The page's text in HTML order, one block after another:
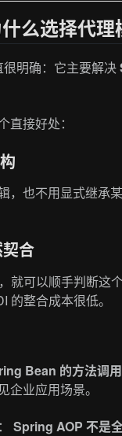
么选择代理
很明确：它主要解决
直接好处：
，也不用显式继承
合
就可以顺手判断这
的整合成本很低。
Bean 的方法调用
企业应用场景。
Spring AOP 不是